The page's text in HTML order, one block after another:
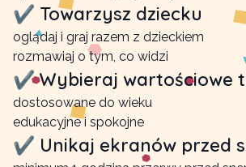
✔ Towarzysz dziecku
oglądaj i graj razem z dzieckiem
rozmawiaj o tym, co widzi
✔ Wybieraj wartościowe
dostosowane do wieku
edukacyjne i spokojne
✔ Unikaj ekranów przed